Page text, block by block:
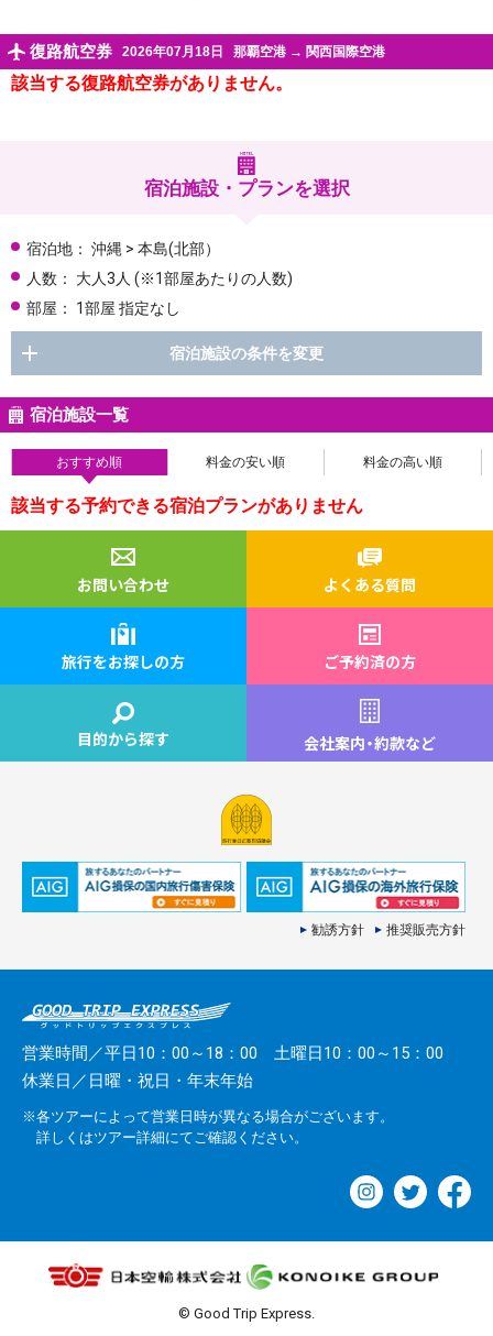
復路航空券 2026年07月18日 那覇空港 → 関西国際空港
該当する復路航空券がありません。
宿泊施設・プランを選択
宿泊地： 沖縄 > 本島(北部）
人数：
大人3人 (※1部屋あたりの人数)
部屋：
1部屋 指定なし
宿泊施設の条件を変更
宿泊施設一覧
おすすめ順 料金の安い順 料金の高い順
該当する予約できる宿泊プランがありません
お問い合わせ よくある質問
旅行をお探しの方 ご予約済の方
目的から探す 会社案内・約款など
勧誘方針 推奨販売方針
営業時間／平日10：00～18：00 土曜日10：00～15：00
休業日／日曜・祝日・年末年始
※各ツアーによって営業日時が異なる場合がございます。
詳しくはツアー詳細にてご確認ください。
© Good Trip Express.